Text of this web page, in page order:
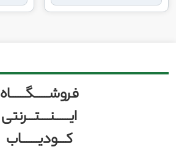
فروشــــــگــــــاه
ایــــــنــــتـــرنتی
کـــودیـــــــاب